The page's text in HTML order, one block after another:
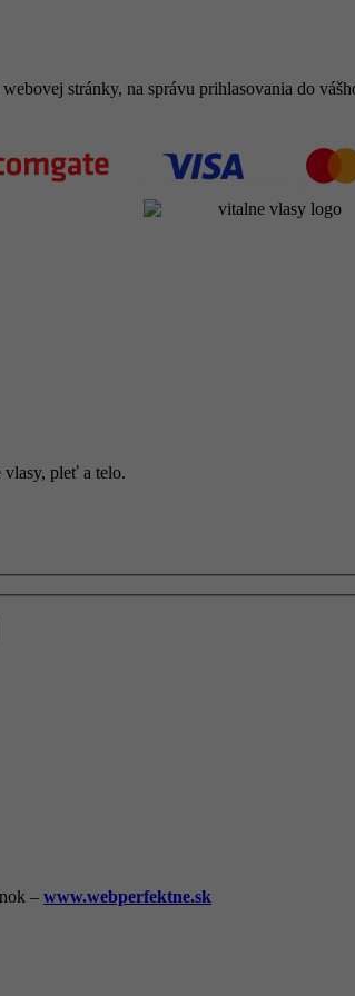
stránky, na správu prihlasovania do
vlasy, pleť a telo.
– www.webperfektne.sk